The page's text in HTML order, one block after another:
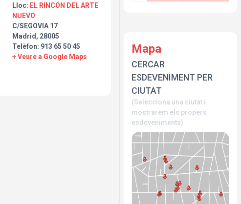
Lloc: EL RINCÓN DEL ARTE
NUEVO
C/SEGOVIA 17
Madrid, 28005
Telèfon: 913 65 50 45
+ Veure a Google Maps
Mapa
CERCAR
ESDEVENIMENT PER
CIUTAT
(Selecciona una ciutat i
mostrarem els propers
esdeveniments)